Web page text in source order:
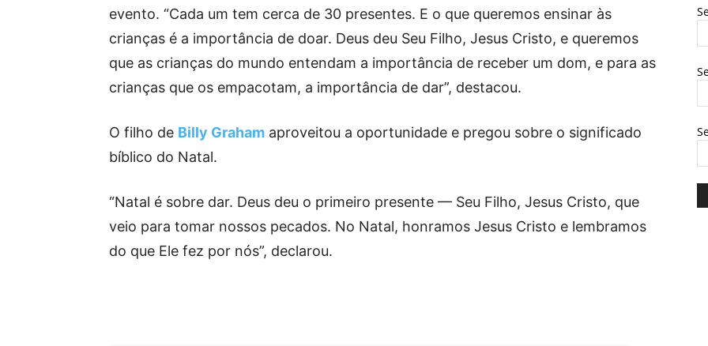
evento. “Cada um tem cerca de 30 presentes. E o que queremos ensinar às
crianças é a importância de doar. Deus deu Seu Filho, Jesus Cristo, e queremos
que as crianças do mundo entendam a importância de receber um dom, e para as
crianças que os empacotam, a importância de dar”, destacou.
O filho de Billy Graham aproveitou a oportunidade e pregou sobre o significado
bíblico do Natal.
“Natal é sobre dar. Deus deu o primeiro presente — Seu Filho, Jesus Cristo, que
veio para tomar nossos pecados. No Natal, honramos Jesus Cristo e lembramos
do que Ele fez por nós”, declarou.